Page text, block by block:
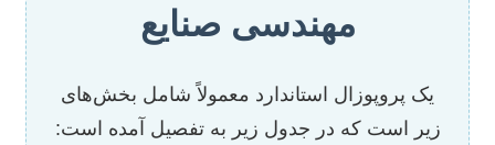
مهندسی صنایع
یک پروپوزال استاندارد معمولاً شامل بخش‌های
زیر است که در جدول زیر به تفصیل آمده است: